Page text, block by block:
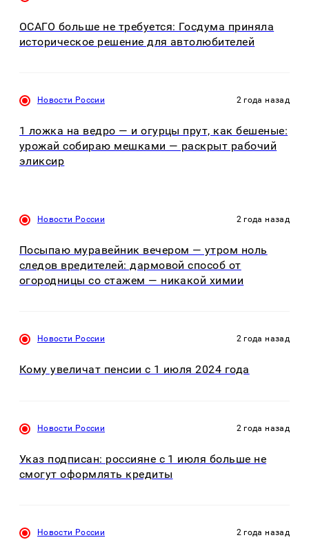
ОСАГО больше не требуется: Госдума приняла
историческое решение для автолюбителей
Новости России 2 года назад
1 ложка на ведро — и огурцы прут, как бешеные:
урожай собираю мешками — раскрыт рабочий
эликсир
Новости России 2 года назад
Посыпаю муравейник вечером — утром ноль
следов вредителей: дармовой способ от
огородницы со стажем — никакой химии
Новости России 2 года назад
Кому увеличат пенсии с 1 июля 2024 года
Новости России 2 года назад
Указ подписан: россияне с 1 июля больше не
смогут оформлять кредиты
Новости России 2 года назад